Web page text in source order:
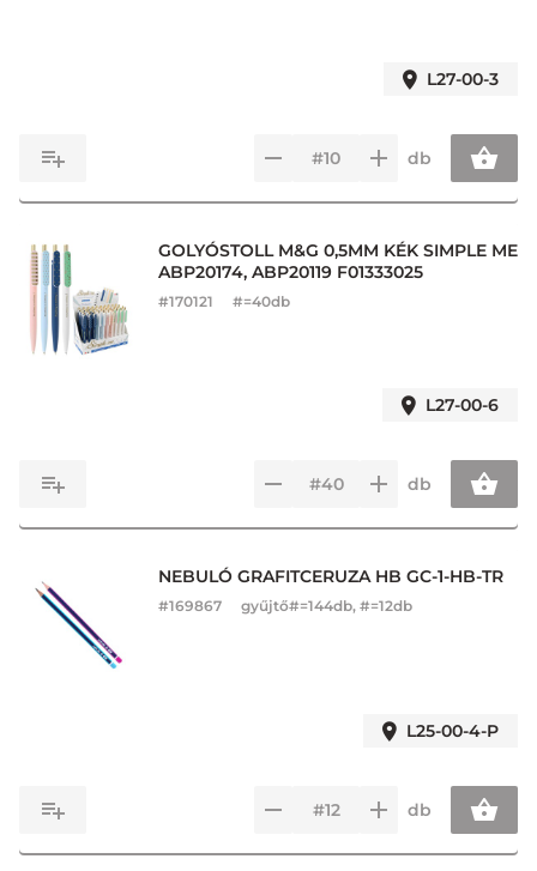
L27-00-3
db
GOLYÓSTOLL M&G 0,5MM KÉK SIMPLE ME
ABP20174, ABP20119 F01333025
#170121 #=40db
L27-00-6
db
NEBULÓ GRAFITCERUZA HB GC-1-HB-TR
#169867 gyűjtő#=144db, #=12db
L25-00-4-P
db